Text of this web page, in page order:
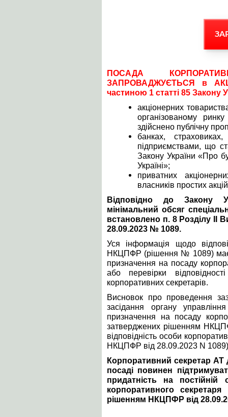
ПОСАДА
ЗАПРОВАДЖУЄТЬСЯ в
частиною 1 статті 85 Закону
акціонерних
організованому
здійснено публічну
банках,
підприємствами, що
Закону України «Про
Україні»;
приватних
власників простих
Відповідно до Закону
мінімальний обсяг
встановлено п. 8 Розділу
28.09.2023 № 1089.
Уся інформація щодо
НКЦПФР (рішення № 1089) має
призначення на посаду
або перевірки
корпоративних секретарів.
Висновок про проведення
засідання органу
призначення на посаду
затверджених рішенням
відповідність особи
НКЦПФР від 28.09.2023 N
Корпоративний секретар АТ
посаді повинен
придатність на
корпоративного секретаря
рішенням НКЦПФР від